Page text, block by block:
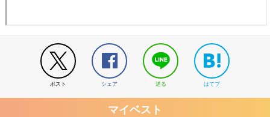
ポスト シェア 送る はてブ
マイベスト